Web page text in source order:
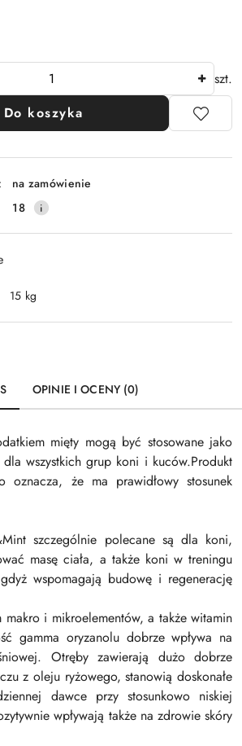
szt.
Do koszyka
na zamówienie
18
15 kg
OPINIE I OCENY (0)
mięty mogą być stosowane jako
dla wszystkich grup koni i kuców.Produkt
oznacza, że ma prawidłowy stosunek
szczególnie polecane są dla koni,
masę ciała, a także koni w treningu
wspomagają budowę i regenerację
makro i mikroelementów, a także witamin
gamma oryzanolu dobrze wpływa na
Otręby zawierają dużo dobrze
z oleju ryżowego, stanowią doskonałe
dawce przy stosunkowo niskiej
wpływają także na zdrowie skóry